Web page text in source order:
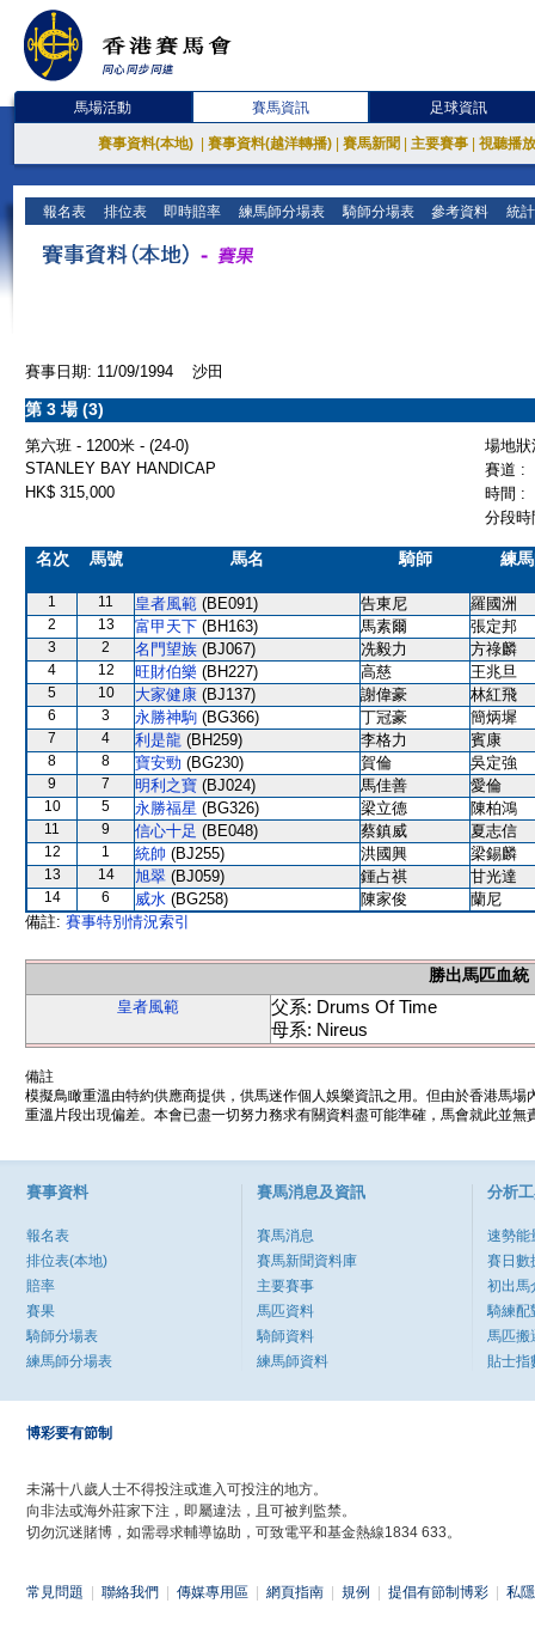
馬場活動 賽馬資訊 足球資訊
賽事資料(本地) 賽事資料(越洋轉播) 賽馬新聞 主要賽事 視聽播
報名表 排位表 即時賠率 練馬師分場表 騎師分場表 參考資料 統
賽事日期: 11/09/1994 沙田
第 3 場 (3)
第六班 - 1200米 - (24-0)
場地
STANLEY BAY HANDICAP
賽道 :
HK$ 315,000
時間 :
分段
名次 馬號 馬名 騎師 練
1 11 皇者風範 (BE091) 告東尼 羅國洲
2 13 富甲天下 (BH163) 馬素爾 張定邦
3 2 名門望族 (BJ067) 冼毅力 方祿麟
4 12 旺財伯樂 (BH227) 高慈 王兆旦
5 10 大家健康 (BJ137) 謝偉豪 林紅飛
6 3 永勝神駒 (BG366) 丁冠豪 簡炳墀
7 4 利是龍 (BH259) 李格力 賓康
8 8 寶安勁 (BG230) 賀倫 吳定強
9 7 明利之寶 (BJ024) 馬佳善 愛倫
10 5 永勝福星 (BG326) 梁立德 陳柏鴻
11 9 信心十足 (BE048) 蔡鎮威 夏志信
12 1 統帥 (BJ255) 洪國興 梁錫麟
13 14 旭翠 (BJ059) 鍾占祺 甘光達
14 6 威水 (BG258) 陳家俊
蘭尼
備註: 賽事特別情況索引
勝出馬匹血統
皇者風範
父系: Drums Of Time
母系: Nireus
備註
模擬鳥瞰重溫由特約供應商提供，供馬迷作個人娛樂資訊之用。但由於香港馬
重溫片段出現偏差。本會已盡一切努力務求有關資料盡可能準確，馬會就此並
賽事資料
報名表
排位表(本地)
賠率
賽果
騎師分場表
練馬師分場表
賽馬消息及資訊
賽馬消息
賽馬新聞資料庫
主要賽事
馬匹資料
騎師資料
練馬師資料
分析
速勢能
賽日數
初出馬
騎練配
馬匹搬
貼士指
博彩要有節制
未滿十八歲人士不得投注或進入可投注的地方。
向非法或海外莊家下注，即屬違法，且可被判監禁。
切勿沉迷賭博，如需尋求輔導協助，可致電平和基金熱線1834 633。
常見問題 聯絡我們 傳媒專用區 網頁指南 規例 提倡有節制博彩 私